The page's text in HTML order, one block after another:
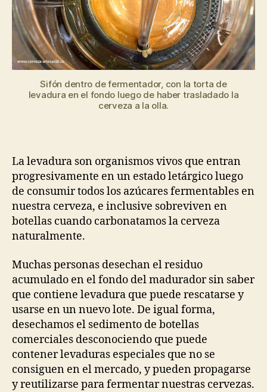
Sifón dentro de fermentador, con la torta de
levadura en el fondo luego de haber trasladado la
cerveza a la olla.
La levadura son organismos vivos que entran
progresivamente en un estado letárgico luego
de consumir todos los azúcares fermentables en
nuestra cerveza, e inclusive sobreviven en
botellas cuando carbonatamos la cerveza
naturalmente.
Muchas personas desechan el residuo
acumulado en el fondo del madurador sin saber
que contiene levadura que puede rescatarse y
usarse en un nuevo lote. De igual forma,
desechamos el sedimento de botellas
comerciales desconociendo que puede
contener levaduras especiales que no se
consiguen en el mercado, y pueden propagarse
y reutilizarse para fermentar nuestras cervezas.